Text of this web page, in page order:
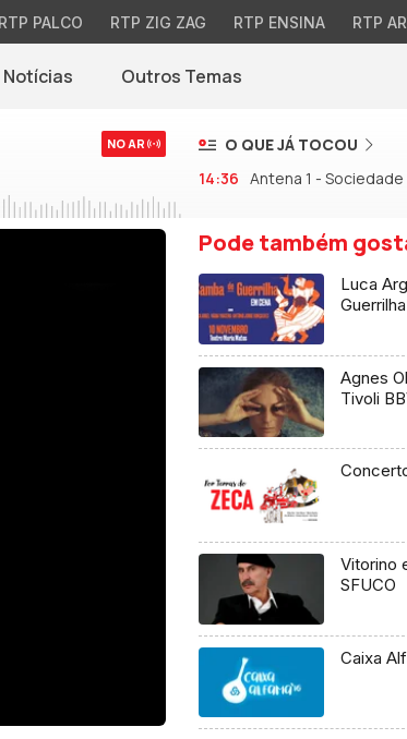
RTP PALCO RTP ZIG ZAG RTP ENSINA RTP
Notícias(abre em nova janela)
Outros Temas
NO AR
O QUE JÁ TOCOU
14:36 Antena 1 - Sociedade
Pode também
Luca
Agnes
Tivoli
Vitorino
SFUCO
Caixa